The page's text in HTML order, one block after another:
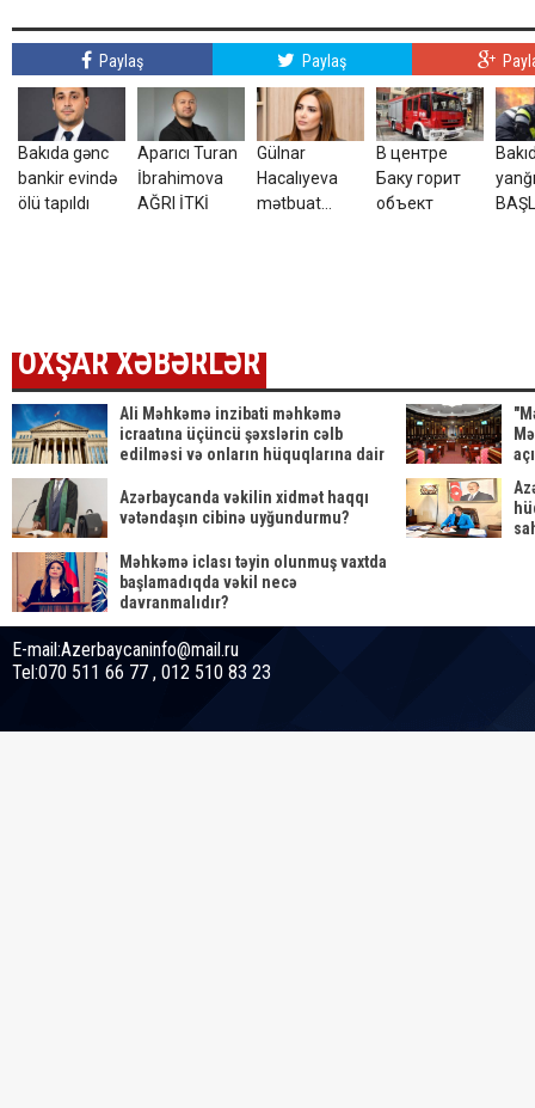
Paylaş Paylaş
Bakıda gənc
bankir evində
ölü tapıldı
Aparıcı Turan
İbrahimova
AĞRI İTKİ
Gülnar
Hacalıyeva
mətbuat
В центре
Баку горит
объект
OXŞAR XƏBƏRLƏR
Ali Məhkəmə inzibati məhkəmə
icraatına üçüncü şəxslərin cəlb
edilməsi və onların hüquqlarına dair
Azərbaycanda vəkilin xidmət haqqı
vətəndaşın cibinə uyğundurmu?
Məhkəmə iclası təyin olunmuş vaxtda
başlamadıqda vəkil necə
davranmalıdır?
E-mail:Azerbaycaninfo@mail.ru
Tel:070 511 66 77 , 012 510 83 23